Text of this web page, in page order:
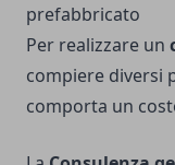
prefabbricato
Per realizzare un
compiere diversi
comporta un